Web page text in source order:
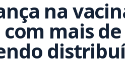
na
mais